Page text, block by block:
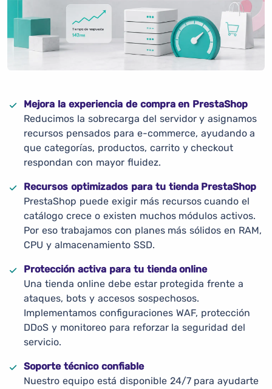
Mejora la experiencia de compra en PrestaShop
Reducimos la sobrecarga del servidor y asignamos
recursos pensados para e-commerce, ayudando a
que categorías, productos, carrito y checkout
respondan con mayor fluidez.
Recursos optimizados para tu tienda PrestaShop
PrestaShop puede exigir más recursos cuando el
catálogo crece o existen muchos módulos activos.
Por eso trabajamos con planes más sólidos en RAM,
CPU y almacenamiento SSD.
Protección activa para tu tienda online
Una tienda online debe estar protegida frente a
ataques, bots y accesos sospechosos.
Implementamos configuraciones WAF, protección
DDoS y monitoreo para reforzar la seguridad del
servicio.
Soporte técnico confiable
Nuestro equipo está disponible 24/7 para ayudarte